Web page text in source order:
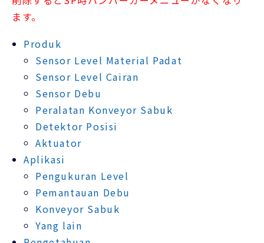
ます。
Produk
Sensor Level Material Padat
Sensor Level Cairan
Sensor Debu
Peralatan Konveyor Sabuk
Detektor Posisi
Aktuator
Aplikasi
Pengukuran Level
Pemantauan Debu
Konveyor Sabuk
Yang lain